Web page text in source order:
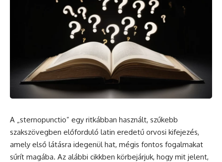
A „sternopunctio” egy ritkábban használt, szűkebb
szakszövegben előforduló latin eredetű orvosi kifejezés,
amely első látásra idegenül hat, mégis fontos fogalmakat
sűrít magába. Az alábbi cikkben körbejárjuk, hogy mit jelent,